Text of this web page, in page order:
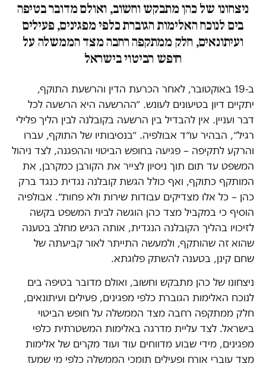
ניצחונו של כהן מתבקש וחשוב, ואולם מדובר בטיפה
בים לנוכח האלימות הגוברת כלפי מפגינים, פעילים
ועיתונאים, חלק ממתקפה רחבה מצד הממשלה על
חופש הביטוי בישראל
ב-19 באוקטובר, לאחר הכרעת הדין והרשעת התוקף,
יתקיים דיון בטיעונים לעונש. ״ההרשעה היא הרשעה לכל
דבר ועניין. אין להבדיל בין הרשעה בקובלנה לבין הליך פלילי
רגיל״, הבהיר עו״ד אבולפיה. ״בנסיבותיו של התוקף, עברו
והרקע לתקיפה – פגיעה בחופש הביטוי וההפגנה, לצד ניהול
המשפט עד תום תוך ניסיון לצייר את הקורבן כמקרבן, את
המותקף כתוקף, ואף כולל הגשת קובלנה נגדית כנגד ברק
כהן – כל אלו מצדיקים עבודות שירות ולא פחות״. אבולפיה
הוסיף כי במקביל מצד כהן הוגשה לבית המשפט בקשה
לזיכויו בהליך הקובלנה הנגדית, אותה הגיש מחלב בטענה
שהוא זה שהותקף, ולמעשה התייתר לאור קביעתה של
שחם קינן, בטענה להשתק פלוגתא.
ניצחונו של כהן מתבקש וחשוב, ואולם מדובר בטיפה בים
לנוכח האלימות הגוברת כלפי מפגינים, פעילים ועיתונאים,
חלק ממתקפה רחבה מצד הממשלה על חופש הביטוי
בישראל. לצד עליית מדרגה באלימות המשטרתית כלפי
מפגינים, מידי שבוע מדווחים עוד ועוד מקרים של אלימות
מצד עוברי אורח ופעילים תומכי הממשלה כלפי מי שמעז